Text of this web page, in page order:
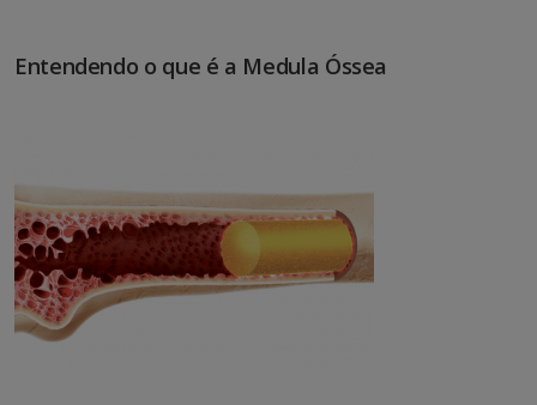
Entendendo o que é a Medula Óssea